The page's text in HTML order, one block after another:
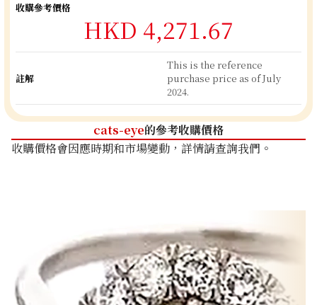
收購參考價格
HKD 4,271.67
註解
This is the reference
purchase price as of July
2024.
cats-eye的參考收購價格
收購價格會因應時期和市場變動，詳情請查詢我們。